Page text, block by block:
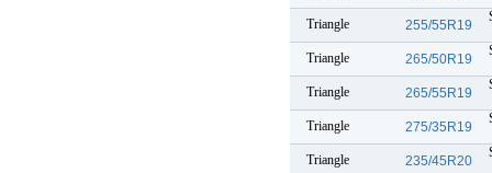
Triangle 255/55R19
Triangle 265/50R19
Triangle 265/55R19
Triangle 275/35R19
Triangle 235/45R20